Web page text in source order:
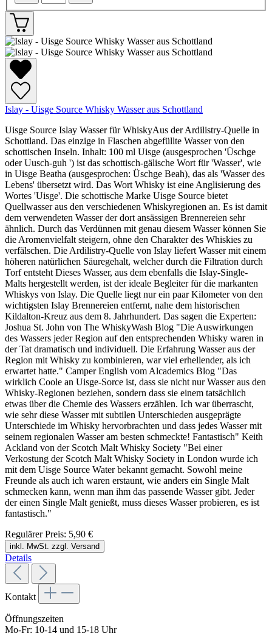
Islay - Uisge Source Whisky Wasser aus Schottland
Uisge Source Islay Wasser für WhiskyAus der Ardilistry-Quelle in
Schottland. Das einzige in Flaschen abgefüllte Wasser von den
schottischen Inseln. Inhalt: 100 ml Uisge (ausgesprochen 'Üschge
oder Uusch-guh ') ist das schottisch-gälische Wort für 'Wasser', wie
in Uisge Beatha (ausgesprochen: Üschge Beah), das als 'Wasser des
Lebens' übersetzt wird. Das Wort Whisky ist eine Anglisierung des
Wortes 'Uisge'. Die schottische Marke Uisge Source bietet
Quellwasser aus den verschiedenen Whiskyregionen an. Es ist damit
dem verwendeten Wasser der dort ansässigen Brennereien sehr
ähnlich. Durch das Verdünnen mit genau diesem Wasser können Sie
die Aromenvielfalt steigern, ohne den Charakter des Whiskies zu
verfälschen. Die Ardilistry-Quelle von Islay liefert Wasser mit einem
höheren natürlichen Säuregehalt, welcher durch die Filtration durch
Torf entsteht Dieses Wasser, aus dem ebenfalls die Islay-Single-
Malts hergestellt werden, ist der ideale Begleiter für die markanten
Whiskys von Islay. Die Quelle liegt nur ein paar Kilometer von den
wichtigsten Islay Brennereien entfernt, nahe dem historischen
Kildalton-Kreuz aus dem 8. Jahrhundert. Das sagen die Experten:
Joshua St. John von The WhiskyWash Blog "Die Auswirkungen
des Wassers jeder Region auf den entsprechenden Whisky waren in
der Tat dramatisch und individuell. Die Erfahrung Wasser aus der
Region mit Whisky zu kombinieren, war viel erhellender, als ich
erwartet hatte." Camper English vom Alcademics Blog "Das
wirklich Coole an Uisge-Sorce ist, dass sie nicht nur Wasser aus den
Whisky-Regionen beziehen, sondern dass sie einem tatsächlich
etwas über die Chemie des Wassers erzählen. Ich war überrascht,
wie sehr diese Wasser mit subtilen Unterschieden ausgeprägte
Unterschiede im Whisky hervorbrachten und dass jedes Wasser mit
seinem regionalen Wasser am besten schmeckte! Fantastisch" Keith
Ackland von der Scotch Malt Whisky Society "Bei einer
Verkostung der Scotch Malt Whisky Society in London wurde ich
mit dem Uisge Source Water bekannt gemacht. Sowohl meine
Freunde als auch ich waren erstaunt, wie anders ein Single Malt
schmecken kann, wenn man ihm das passende Wasser gibt. Jeder
der einen Single Malt genießt, muss dieses Wasser probieren, es ist
fantastisch."
Regulärer Preis: 5,90 €
inkl. MwSt. zzgl. Versand
Details
Kontakt
Öffnungszeiten
Mo-Fr: 10-14 und 15-18 Uhr